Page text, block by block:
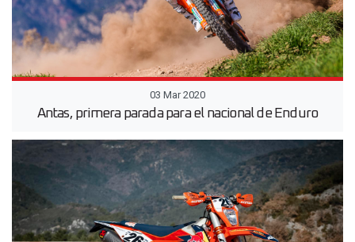
03 Mar 2020
Antas, primera parada para el nacional de Enduro